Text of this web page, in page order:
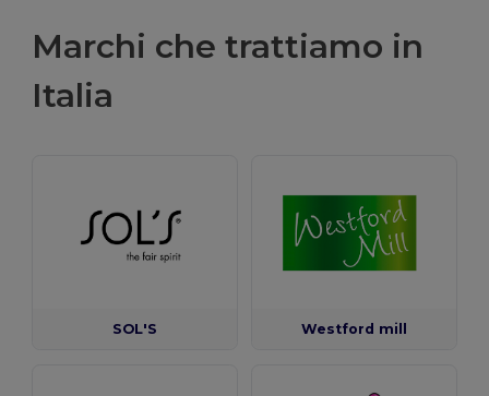
Marchi che trattiamo in
Italia
SOL'S Westford mill